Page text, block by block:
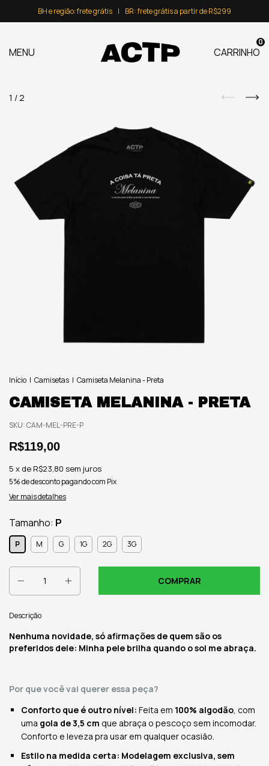
BH e região: frete grátis⠀|⠀BR: frete grátis a partir de R$299
MENU CARRINHO
0
1 /2
Início | Camisetas | Camiseta Melanina - Preta
CAMISETA MELANINA - PRETA
SKU:CAM-MEL-PRE-P
R$119,00
5 x de R$23,80 sem juros
5% de descontopagando com Pix
Ver mais detalhes
Tamanho: P
P M G 1G 2G 3G
Descrição
Nenhuma novidade, só afirmações de quem são os
preferidos dele: Minha pele brilha quando o sol me abraça.
Por que você vai querer essa peça?
Conforto que é outro nível: Feita em 100% algodão, com
uma gola de 3,5 cm que abraça o pescoço sem incomodar.
Conforto e leveza pra usar em qualquer ocasião.
Estilo na medida certa: Modelagem exclusiva, sem